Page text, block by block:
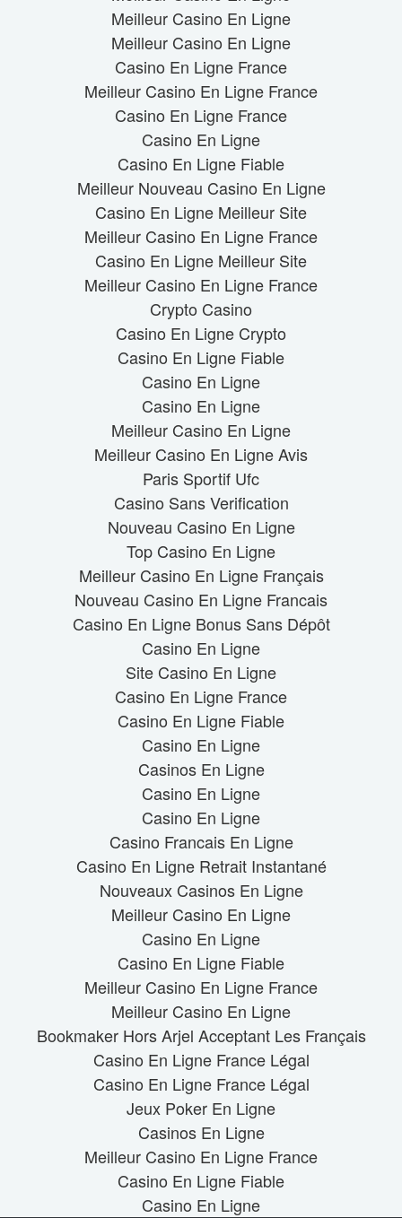
Meilleur Casino En Ligne
Meilleur Casino En Ligne
Casino En Ligne France
Meilleur Casino En Ligne France
Casino En Ligne France
Casino En Ligne
Casino En Ligne Fiable
Meilleur Nouveau Casino En Ligne
Casino En Ligne Meilleur Site
Meilleur Casino En Ligne France
Casino En Ligne Meilleur Site
Meilleur Casino En Ligne France
Crypto Casino
Casino En Ligne Crypto
Casino En Ligne Fiable
Casino En Ligne
Casino En Ligne
Meilleur Casino En Ligne
Meilleur Casino En Ligne Avis
Paris Sportif Ufc
Casino Sans Verification
Nouveau Casino En Ligne
Top Casino En Ligne
Meilleur Casino En Ligne Français
Nouveau Casino En Ligne Francais
Casino En Ligne Bonus Sans Dépôt
Casino En Ligne
Site Casino En Ligne
Casino En Ligne France
Casino En Ligne Fiable
Casino En Ligne
Casinos En Ligne
Casino En Ligne
Casino En Ligne
Casino Francais En Ligne
Casino En Ligne Retrait Instantané
Nouveaux Casinos En Ligne
Meilleur Casino En Ligne
Casino En Ligne
Casino En Ligne Fiable
Meilleur Casino En Ligne France
Meilleur Casino En Ligne
Bookmaker Hors Arjel Acceptant Les Français
Casino En Ligne France Légal
Casino En Ligne France Légal
Jeux Poker En Ligne
Casinos En Ligne
Meilleur Casino En Ligne France
Casino En Ligne Fiable
Casino En Ligne